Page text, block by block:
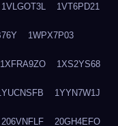
1VLGOT3L 1VT6PD21
1WPX7P03
1XFRA9ZO 1XS2YS68
1YYN7W1J
206VNFLF 20GH4EFO